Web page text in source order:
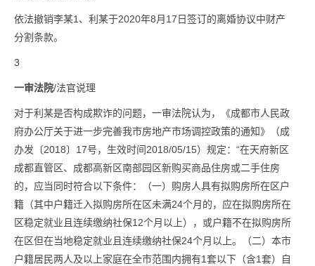
依法撤销李某1、利某于2020年8月17日签订的离婚协议中财产
分割条款。
3
一审法院/法官说理
对于利某是否构成欺诈的问题，一审法院认为，《成都市人民政
府办公厅关于进一步完善我市房地产市场调控政策的通知》（成
办发〔2018〕17号，生效时间2018/05/15）规定：“在天府新区
成都直管区、成都高新区南部园区新购买商品住房或二手住房
的，应当同时符合以下条件：（一）购房人具有拟购房所在区户
籍（其中户籍迁入拟购房所在区未满24个月的，应在拟购房所在
区稳定就业且连续缴纳社保12个月以上），或户籍不在拟购房所
在区但在当地稳定就业且连续缴纳社保24个月以上。（二）本市
户籍居民两人及以上家庭在全市范围内拥有1套以下（含1套）自